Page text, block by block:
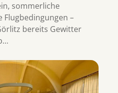
sommerliche
–
bereits Gewitter